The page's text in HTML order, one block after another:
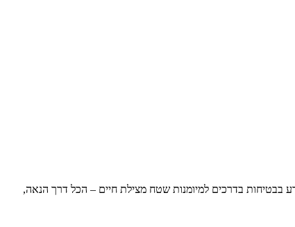
לעד 100 משתתפים. 90 דקות של משימות ב-4 תחנות אתגר, שהופכות את הידע בבטיחות בדרכים למיומנות שטח מצילת חיים – הכל דרך הנאה,